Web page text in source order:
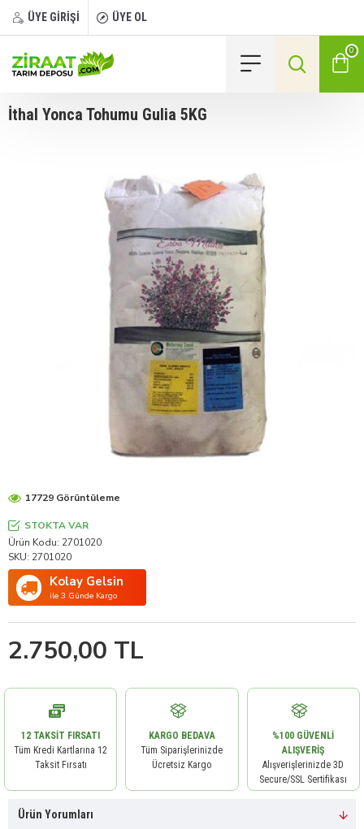
ÜYE GİRİŞİ ÜYE OL
0
İthal Yonca Tohumu Gulia 5KG
2.750,00 TL
STOKTA VAR
Ürün Kodu: 2701020
SKU: 2701020
Kolay Gelsin
ile 3 Günde Kargo
17729 Görüntüleme
12 TAKSIT FIRSATI
Tüm Kredi Kartlarına 12
Taksit Fırsatı
KARGO BEDAVA
Tüm Siparişlerinizde
Ücretsiz Kargo
%100 GÜVENLI
ALIŞVERIŞ
Alışverişlerinizde 3D
Secure/SSL Sertifikası
Ürün Yorumları